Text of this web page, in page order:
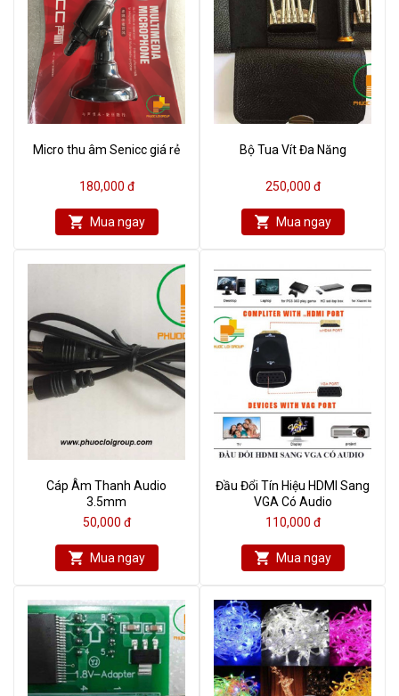
Micro thu âm Senicc giá rẻ
180,000 đ
Mua ngay
Bộ Tua Vít Đa Năng
250,000 đ
Mua ngay
Cáp Âm Thanh Audio
3.5mm
50,000 đ
Mua ngay
Đầu Đổi Tín Hiệu HDMI Sang
VGA Có Audio
110,000 đ
Mua ngay